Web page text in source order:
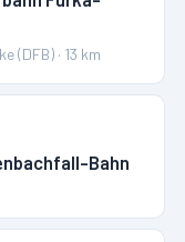
(DFB) · 13 km
Bahn